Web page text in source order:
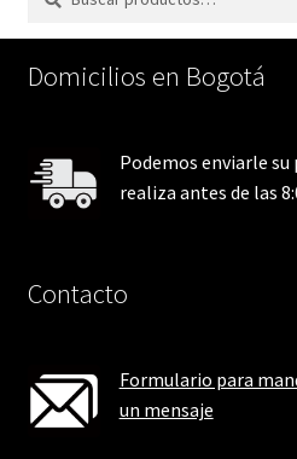
Domicilios en Bogotá
Podemos enviarle
realiza antes de las
Contacto
Formulario para
un mensaje